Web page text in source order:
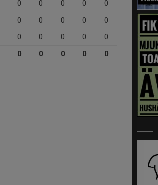
0 0 0 0
0
0 0 0 0
0
0 0 0 0
0
0 0 0 0 0